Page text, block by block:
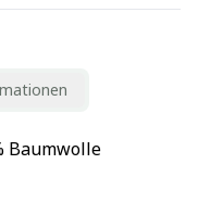
Baumwolle